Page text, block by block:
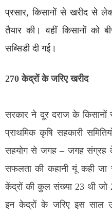
प्रसार, किसानों से खरीद से
तैयार की। वहीं किसानों को
सब्सिडी दी गई।
270 केद्रों के जरिए खरीद
सरकार ने दूर दराज के
प्राथमिक कृषि सहकारी
सहयोग से जगह – जगह संग्रह
सफलता की कहानी यूं कही
केंद्रों की कुल संख्या 23 थी जो
इन केद्रों के जरिए इस साल